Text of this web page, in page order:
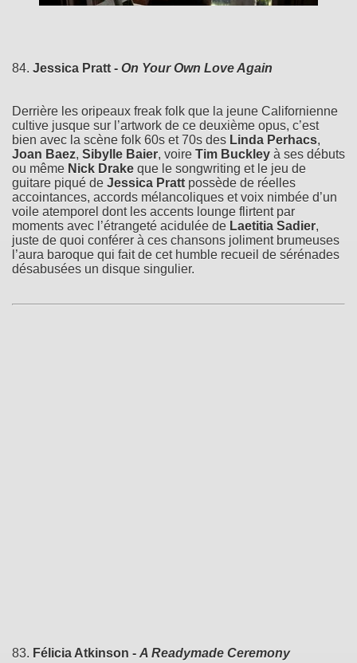
84. Jessica Pratt - On Your Own Love Again
Derrière les oripeaux freak folk que la jeune Californienne
cultive jusque sur l’artwork de ce deuxième opus, c’est
bien avec la scène folk 60s et 70s des Linda Perhacs,
Joan Baez, Sibylle Baier, voire Tim Buckley à ses débuts
ou même Nick Drake que le songwriting et le jeu de
guitare piqué de Jessica Pratt possède de réelles
accointances, accords mélancoliques et voix nimbée d’un
voile atemporel dont les accents lounge flirtent par
moments avec l’étrangeté acidulée de Laetitia Sadier,
juste de quoi conférer à ces chansons joliment brumeuses
l’aura baroque qui fait de cet humble recueil de sérénades
désabusées un disque singulier.
83. Félicia Atkinson - A Readymade Ceremony